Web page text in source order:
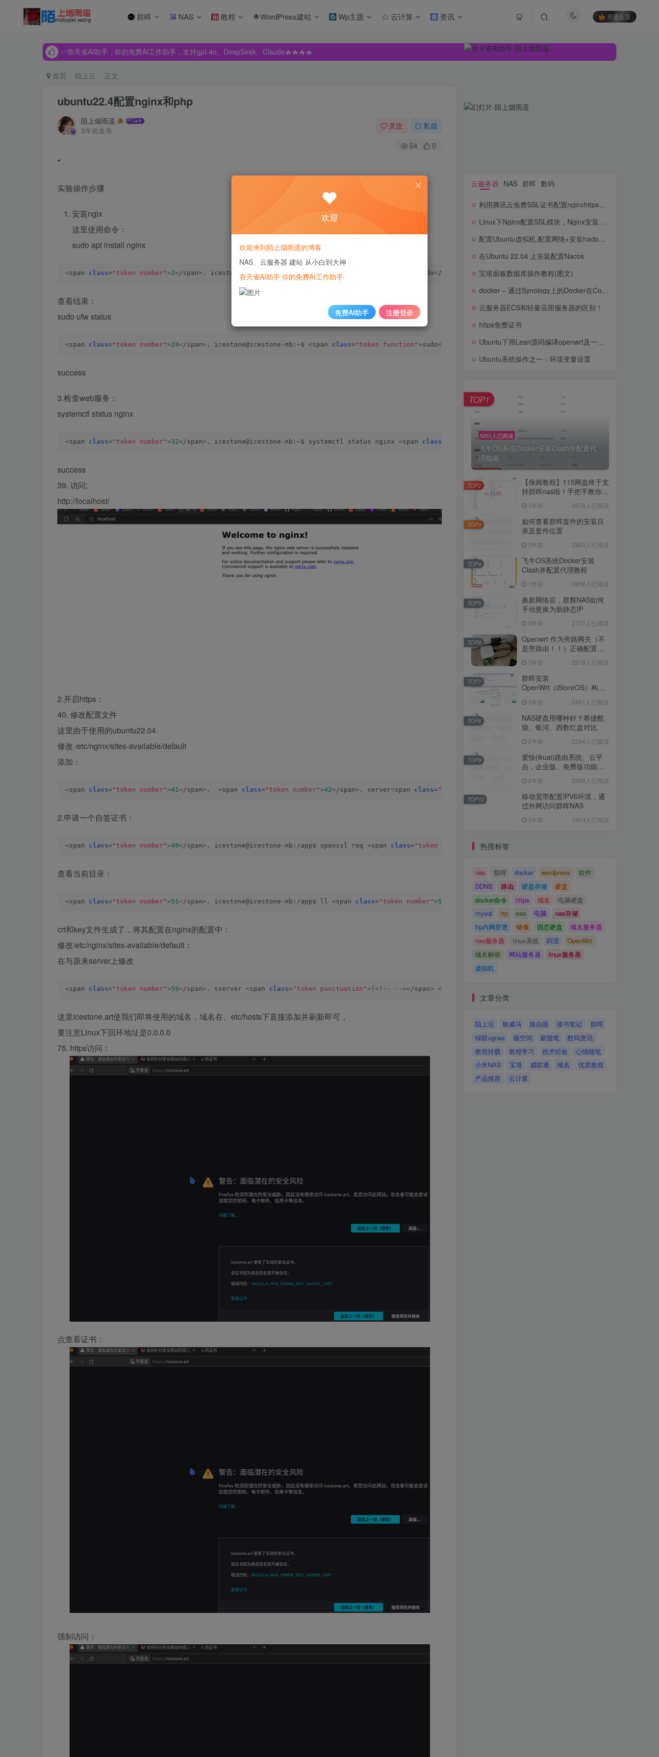
群晖 NAS 教程 🌟WordPress建站 Wp主题 云计算 资讯 开通会员
✅吞天雀AI助手，你的免费AI工作助手，支持gpt-4o、DeepSeek、Claude🔥🔥🔥🔥
✅吞天雀AI助手，你的免费AI工作助手，支持gpt-4o、DeepSeek、Claude🔥🔥🔥🔥
首页 陌上云 正文
ubuntu22.4配置nginx和php
陌上烟雨遥
3年前发布
关注 私信
64 0
实验操作步骤
安装ngix
这里使用命令：
sudo apt install nginx
<span class= "token number">2< /span> . icestone@icestone-nb:~$ <span class sudo< /span span class="token function"
查看结果：
sudo ufw status
<span class= "token number">24< /span> . icestone@icestone-nb:~$ <span class= "token function">sudo< ufw status <span class="token number"
success
3.检查web服务：
systemctl status nginx
<span class= "token number">32< /span> . icestone@icestone-nb:~$ systemctl status nginx <span class "token number">33< /span > . ● nginx.
success
39. 访问;
http://localhost/
2.开启https：
40. 修改配置文件
这里由于使用的ubuntu22.04
修改 /etc/nginx/sites-available/default
添加：
<span class= "token number">41< /span> . <span class= "token number">42< /span> . server<span class= "token punctuation"
2.申请一个自签证书：
<span class= "token number">49< /span> . icestone@icestone-nb:/app$ openssl req <span class= "token parameter variable"
查看当前目录：
<span class= "token number">51< /span> . icestone@icestone-nb:/app$ ll <span class= "token number">52 . 总用量 < span class= "token number"
crt和key文件生成了，将其配置在nginx的配置中：
修改/etc/nginx/sites-available/default：
在与原来server上修改
<span class= "token number">59< /span> . sserver <span class= "token punctuation">{< !-- -->< /span> <
这里icestone.art使我们即将使用的域名，域名在、etc/hosts下直接添加并刷新即可，
要注意Linux下回环地址是0.0.0.0
75. https访问：
点查看证书：
强制访问：
云服务器 NAS 群晖 数码
利用腾讯云免费SSL证书配置nginxhttps接口服务
Linux下Nginx配置SSL模块，Nginx安装SSL，Nginx支持https配置详细教程
配置Ubuntu虚拟机,配置网络+安装hadoop和jdk
在Ubuntu 22.04 上安装配置Nacos
宝塔面板数据库操作教程(图文)
docker – 通过Synology上的Docker在Confluence上启用SSL
云服务器ECS和轻量应用服务器的区别！
https免费证书
Ubuntu下用Lean源码编译openwrt及一行命令u盘启动openwrt安装x86硬盘上
Ubuntu系统操作之一：环境变量设置
5251人已阅读
飞牛OS系统Docker安装Clash并配置代
理指南
TOP1
【保姆教程】115网盘终于支
持群晖nas啦！手把手教你群
盘！3年前 3076人已阅读
TOP2
如何查看群晖套件的安装目
录及套件位置
3年前 2953人已阅读
TOP3
飞牛OS系统Docker安装
Clash并配置代理教程
1年前 2858人已阅读
TOP4
换新网络后，群辉NAS如何
手动更换为新静态IP
3年前 2737人已阅读
TOP5
Openwrt 作为旁路网关（不
是旁路由！！）正确配置方
法，性能测试 —— 破解迷思
3年前 2518人已阅读
TOP6
群晖安装
OpenWrt（iStoreOS）构建
3年前 2491人已阅读
TOP7
NAS硬盘用哪种好？希捷酷
狼、银河、西数红盘对比
2年前 2284人已阅读
TOP8
爱快(ikuai)路由系统、云平
台，企业版、免费版功能对
2年前 2060人已阅读
TOP9
移动宽带配置IPV6环境，通
过外网访问群晖NAS
3年前 1960人已阅读
TOP10
热搜标签
nas 群晖 docker wordpress
软件
DDNS
路由 硬盘存储
硬盘
docker命令
https 域名
电脑硬盘
mysql
frp seo 电脑
nas存储
frp内网穿透
镜像 固态硬盘
域名服务器
nas服务器
linux系统 阿里
OpenWrt
域名解析
网站服务器
linux服务器
虚拟机
文章分类
陌上云 铁威马 路由器 读书笔记
群晖
绿联ugnas
极空间 新随笔
数码资讯
教程转载
教程学习 技术经验
心情随笔
小米NAS
宝塔 威联通 域名
优质教程
产品推荐
云计算
云服务器 NAS 群晖 数码
5251人已阅读
飞牛OS系统Docker安装Clash并配置代
理指南
TOP1
【保姆教程】115网盘终于支
持群晖nas啦！手把手教你群
晖NAS-docker安装115网
盘！3年前
如何查看群晖套件的安装目
录及套件位置
3年前 2953人已阅读
飞牛OS系统Docker安装
Clash并配置代理教程
1年前 2858人已阅读
换新网络后，群辉NAS如何
手动更换为新静态IP
3年前 2737人已阅读
Openwrt 作为旁路网关（不
是旁路由！！）正确配置方
法，性能测试 —— 破解迷思
3年前 2518人已阅读
群晖安装
OpenWrt（iStoreOS）构建
旁路由配置
3年前 2491人已阅读
NAS硬盘用哪种好？希捷酷
狼、银河、西数红盘对比
2年前 2284人已阅读
爱快(ikuai)路由系统、云平
台，企业版、免费版功能对
比2年前 2060人已阅读
移动宽带配置IPV6环境，通
欢迎
欢迎来到陌上烟雨遥的博客
NAS、云服务器 建站 从小白到大神
吞天雀AI助手 你的免费AI工作助手
免费AI助手 注册登录